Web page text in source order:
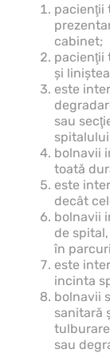
pacienţii
cabinet;
pacienţii
şi
este
sau
bolnavii
toată
este
decât
bolnavii
de
în
este
incinta
bolnavii
sanitară
sau